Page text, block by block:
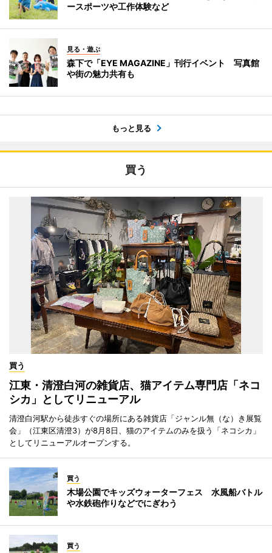
ースポーツや工作体験など
見る・遊ぶ
森下で「EYE MAGAZINE」刊行イベント 写真館
や街の魅力共有も
もっと見る
買う
買う
江東・清澄白河の雑貨店、猫アイテム専門店「ネコ
シカ」としてリニューアル
清澄白河駅から徒歩すぐの場所にある雑貨店「ジャンル無（な）き展覧
会」（江東区清澄3）が8月8日、猫のアイテムのみを扱う「ネコシカ」
としてリニューアルオープンする。
買う
木場公園でキッズウォーターフェス 水風船バトル
や水鉄砲作りなどでにぎわう
買う